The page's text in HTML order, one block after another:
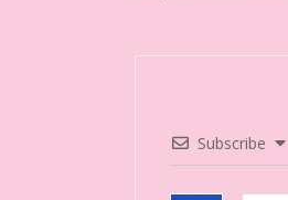
Subscribe